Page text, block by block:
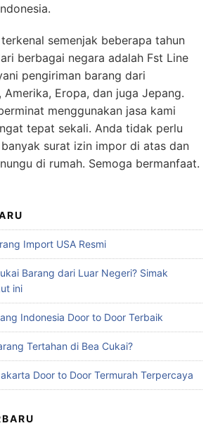
semenjak beberapa tahun
berbagai negara adalah Fst Line
pengiriman barang dari
Amerika, Eropa, dan juga Jepang.
menggunakan jasa kami
tepat sekali. Anda tidak perlu
surat izin impor di atas dan
di rumah. Semoga bermanfaat.
Import USA Resmi
Barang dari Luar Negeri? Simak
ini
Indonesia Door to Door Terbaik
Tertahan di Bea Cukai?
Door to Door Termurah Terpercaya